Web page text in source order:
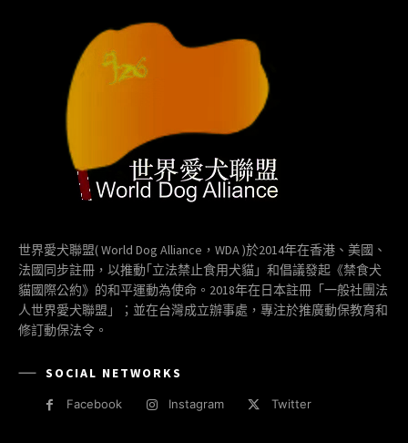
世界愛犬聯盟( World Dog Alliance，WDA )於2014年在香港、美國、
法國同步註冊，以推動｢立法禁止食用犬貓」和倡議發起《禁食犬
貓國際公約》的和平運動為使命。2018年在日本註冊「一般社團法
人世界愛犬聯盟」；並在台灣成立辦事處，專注於推廣動保教育和
修訂動保法令。
SOCIAL NETWORKS
Facebook Instagram Twitter